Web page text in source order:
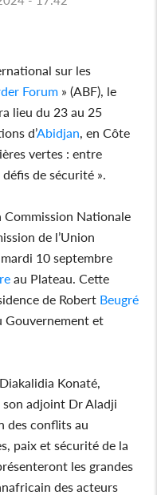
sur les
Forum » (ABF), le
lieu du 23 au 25
d’Abidjan , en Côte
vertes : entre
de sécurité ».
Commission Nationale
de l’Union
, mardi 10 septembre
au Plateau. Cette
de Robert Beugré
Gouvernement et
Konaté,
adjoint Dr Aladji
des conflits au
paix et sécurité de la
les grandes
des acteurs